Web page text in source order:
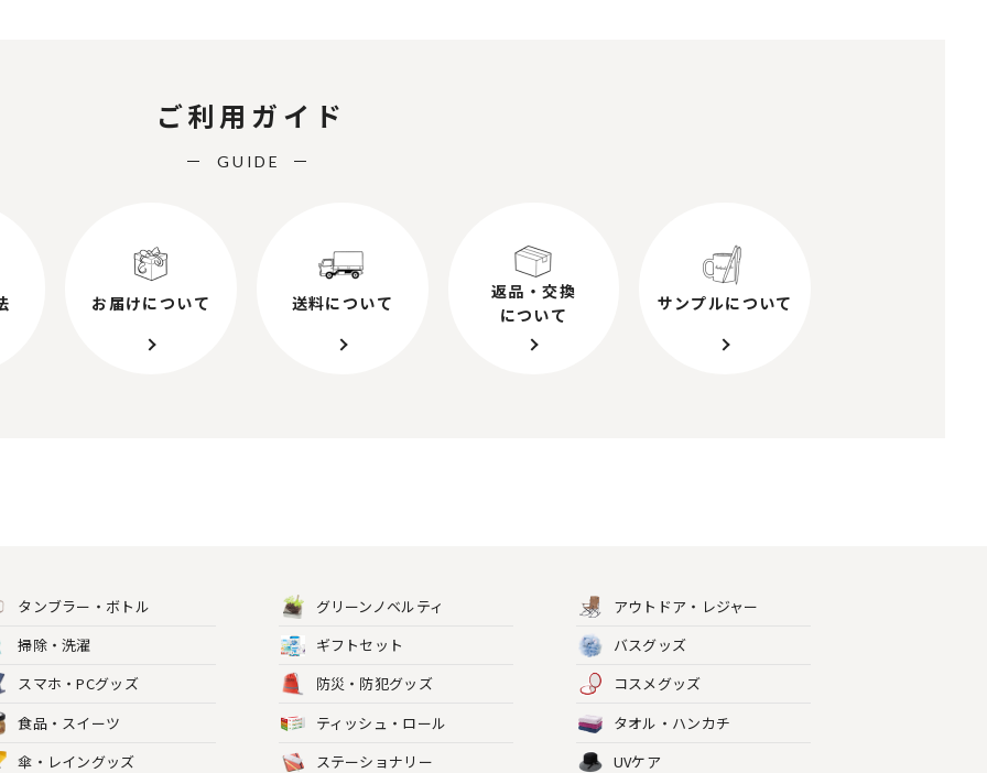
ご利用ガイド
GUIDE
お届けについて 送料について
返品・交換
について
サンプルについて
タンブラー・ボトル グリーンノベルティ
アウトドア・レジャー
掃除・洗濯
ギフトセット
バスグッズ
スマホ・PCグッズ
防災・防犯グッズ
コスメグッズ
食品・スイーツ
ティッシュ・ロール
タオル・ハンカチ
傘・レイングッズ
ステーショナリー
UVケア